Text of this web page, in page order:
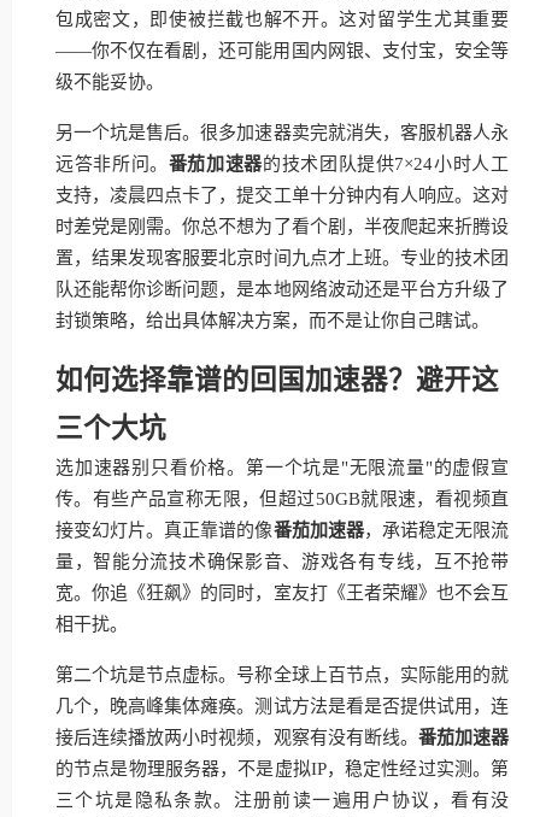
包成密文，即使被拦截也解不开。这对留学生尤其重要
——你不仅在看剧，还可能用国内网银、支付宝，安全等
级不能妥协。
另一个坑是售后。很多加速器卖完就消失，客服机器人永
远答非所问。 番茄加速器的技术团队提供7×24小时人工
支持，凌晨四点卡了，提交工单十分钟内有人响应。这对
时差党是刚需。你总不想为了看个剧，半夜爬起来折腾设
置，结果发现客服要北京时间九点才上班。专业的技术团
队还能帮你诊断问题，是本地网络波动还是平台方升级了
封锁策略，给出具体解决方案，而不是让你自己瞎试。
如何选择靠谱的回国加速器？避开这
三个大坑
选加速器别只看价格。第一个坑是"无限流量"的虚假宣
传。有些产品宣称无限，但超过50GB就限速，看视频直
接变幻灯片。真正靠谱的像番茄加速器，承诺稳定无限流
量，智能分流技术确保影音、游戏各有专线，互不抢带
宽。你追《狂飙》的同时，室友打《王者荣耀》也不会互
相干扰。
第二个坑是节点虚标。号称全球上百节点，实际能用的就
几个，晚高峰集体瘫痪。测试方法是看是否提供试用，连
接后连续播放两小时视频，观察有没有断线。 番茄加速器
的节点是物理服务器，不是虚拟IP，稳定性经过实测。第
三个坑是隐私条款。注册前读一遍用户协议，看有没